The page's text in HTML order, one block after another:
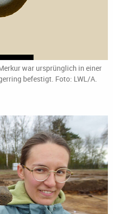
war ursprünglich in einer
befestigt. Foto: LWL/A.